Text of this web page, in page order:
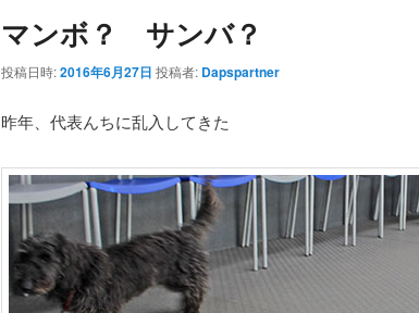
マンボ？ サンバ？
投稿日時:2016年6月27日 投稿者: Dapspartner
昨年、代表んちに乱入してきた